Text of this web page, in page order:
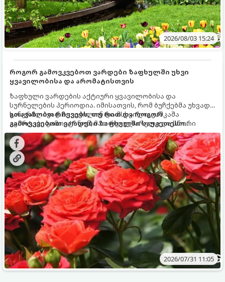
2026/08/03 15:24
როგორ გამოვკვებოთ ვარდები ზაფხულში უხვი
ყვავილობისა და არომატისთვის
ზაფხული ვარდების აქტიური ყვავილობისა და
სურნელების პერიოდია. იმისათვის, რომ ბუჩქებმა უხვად,
ხანგრძლივად იყვავილონ და მსხვილი, კაშკაშა
კვირტები გამოიტანონ, მათ რეგულარული და სწორი
გამოკვება სჭირდებათ. ზაფხულის პერიოდში მცენარის
მოთხოვნილებები იცვლება, ამიტომ მნიშვნელოვანია
ვიცოდეთ, რომელი სასუქები გამოიყენება ამ დროს.
გთავაზობთ რჩევებს, თუ რით და როგორ
გამოვკვებოთ ვარდები ზაფხულში საუკეთესო
შედეგის მისაღწევად:
2026/07/31 11:05